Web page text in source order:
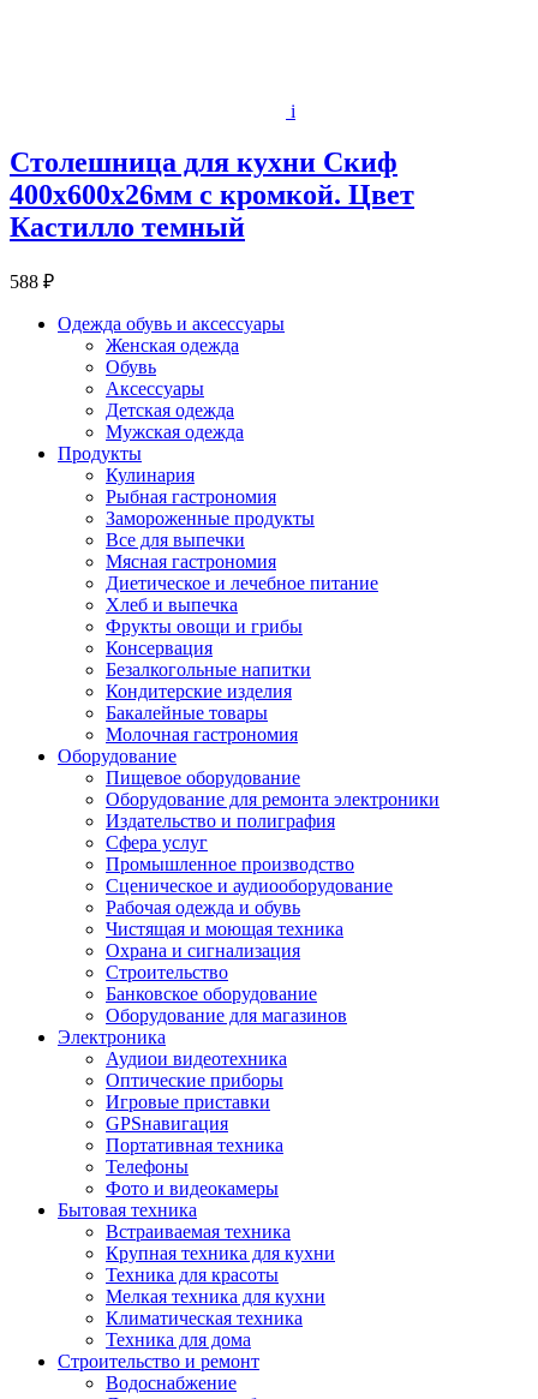
i
Столешница для кухни Скиф
400х600x26мм с кромкой. Цвет
Кастилло темный
588 ₽
Одежда обувь и аксессуары
Женская одежда
Обувь
Аксессуары
Детская одежда
Мужская одежда
Продукты
Кулинария
Рыбная гастрономия
Замороженные продукты
Все для выпечки
Мясная гастрономия
Диетическое и лечебное питание
Хлеб и выпечка
Фрукты овощи и грибы
Консервация
Безалкогольные напитки
Кондитерские изделия
Бакалейные товары
Молочная гастрономия
Оборудование
Пищевое оборудование
Оборудование для ремонта электроники
Издательство и полиграфия
Сфера услуг
Промышленное производство
Сценическое и аудиооборудование
Рабочая одежда и обувь
Чистящая и моющая техника
Охрана и сигнализация
Строительство
Банковское оборудование
Оборудование для магазинов
Электроника
Аудиои видеотехника
Оптические приборы
Игровые приставки
GPSнавигация
Портативная техника
Телефоны
Фото и видеокамеры
Бытовая техника
Встраиваемая техника
Крупная техника для кухни
Техника для красоты
Мелкая техника для кухни
Климатическая техника
Техника для дома
Строительство и ремонт
Водоснабжение